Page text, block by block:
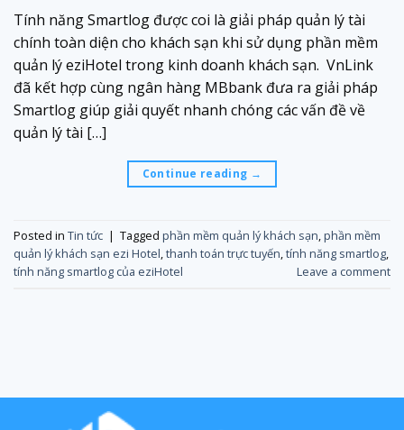
Tính năng Smartlog được coi là giải pháp quản lý tài
chính toàn diện cho khách sạn khi sử dụng phần mềm
quản lý eziHotel trong kinh doanh khách sạn. VnLink
đã kết hợp cùng ngân hàng MBbank đưa ra giải pháp
Smartlog giúp giải quyết nhanh chóng các vấn đề về
quản lý tài […]
Continue reading →
Posted in Tin tức | Tagged phần mềm quản lý khách sạn,phần mềm
quản lý khách sạn ezi Hotel,thanh toán trực tuyến,tính năng smartlog,
tính năng smartlog của eziHotel
Leave a comment